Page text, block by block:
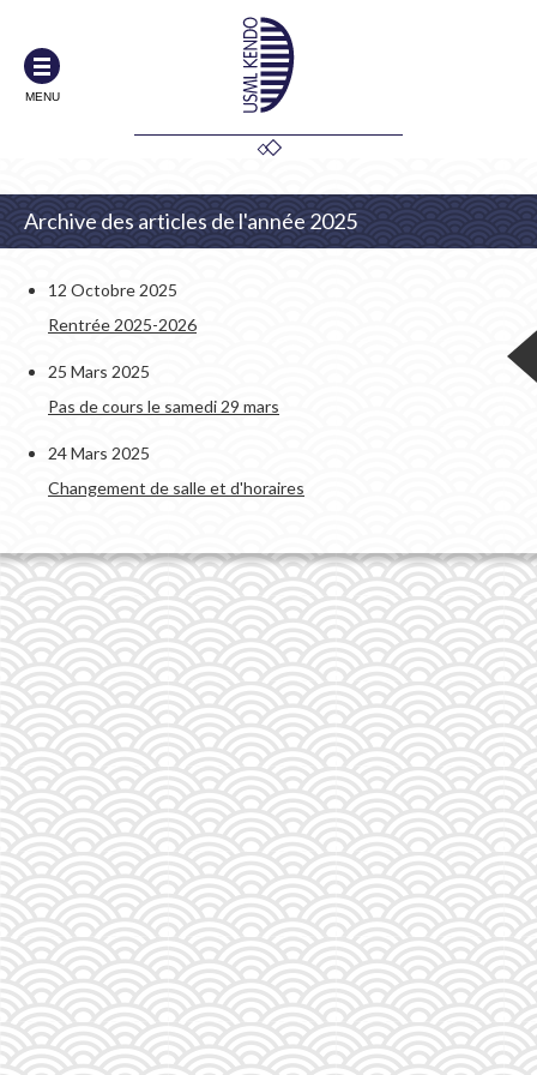
MENU
Archive des articles de l'année 2025
12 Octobre 2025
Rentrée 2025-2026
25 Mars 2025
Pas de cours le samedi 29 mars
24 Mars 2025
Changement de salle et d'horaires